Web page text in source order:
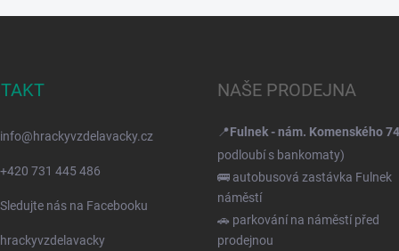
info@hrackyvzdelavacky.cz
+420 731 445 486
Sledujte nás na Facebooku
hrackyvzdelavacky
NAŠE PRODEJNA
📍Fulnek - nám. Komenského 74
podloubí s bankomaty)
🚌 autobusová zastávka Fulnek
náměstí
🚗 parkování na náměstí před
prodejnou